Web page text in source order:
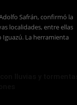
Safrán, confirmó la
localidades, entre ellas
Iguazú. La herramienta